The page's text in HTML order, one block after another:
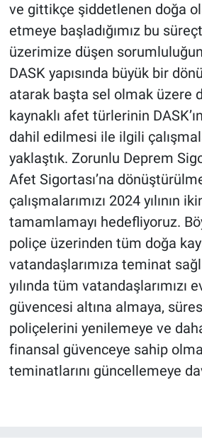
ve gittikçe şiddetlenen doğa
etmeye başladığımız bu
üzerimize düşen sorumluluğun
DASK yapısında büyük bir
atarak başta sel olmak üzere
kaynaklı afet türlerinin
dahil edilmesi ile ilgili
yaklaştık. Zorunlu Deprem
Afet Sigortası’na
çalışmalarımızı 2024 yılının
tamamlamayı hedefliyoruz.
poliçe üzerinden tüm doğa
vatandaşlarımıza teminat
yılında tüm vatandaşlarımızı
güvencesi altına almaya,
poliçelerini yenilemeye ve
finansal güvenceye sahip
teminatlarını güncellemeye